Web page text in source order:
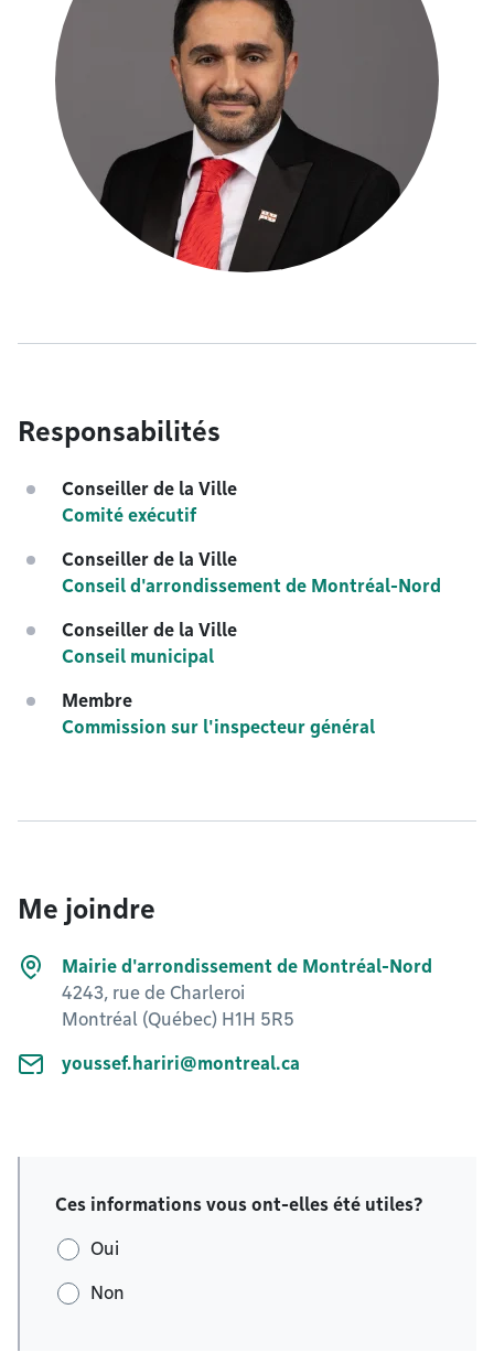
Responsabilités
Conseiller de la Ville
Comité exécutif
Conseiller de la Ville
Conseil d'arrondissement de Montréal-Nord
Conseiller de la Ville
Conseil municipal
Membre
Commission sur l'inspecteur général
Me joindre
Mairie d'arrondissement de Montréal-Nord
4243, rue de Charleroi
Montréal (Québec) H1H 5R5
youssef.hariri@montreal.ca
Ces informations vous ont-elles été utiles?
Oui
Non